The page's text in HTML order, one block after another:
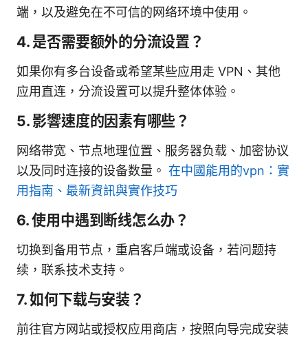
端，以及避免在不可信的网络环境中使用。
4. 是否需要额外的分流设置？
如果你有多台设备或希望某些应用走 VPN、其他
应用直连，分流设置可以提升整体体验。
5. 影響速度的因素有哪些？
网络带宽、节点地理位置、服务器负载、加密协议
以及同时连接的设备数量。 在中國能用的vpn：實
用指南、最新資訊與實作技巧
6. 使用中遇到断线怎么办？
切换到备用节点，重启客户端或设备，若问题持
续，联系技术支持。
7. 如何下载与安装？
前往官方网站或授权应用商店，按照向导完成安装